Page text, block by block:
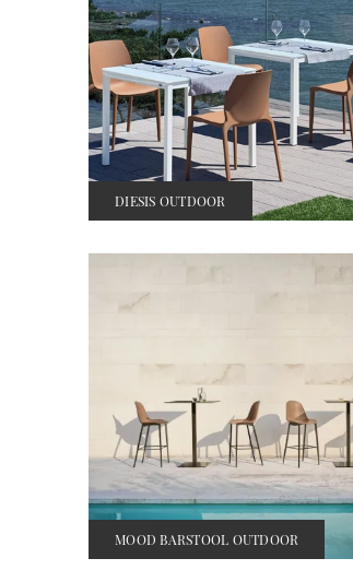
DIESIS OUTDOOR
MOOD BARSTOOL OUTDOOR